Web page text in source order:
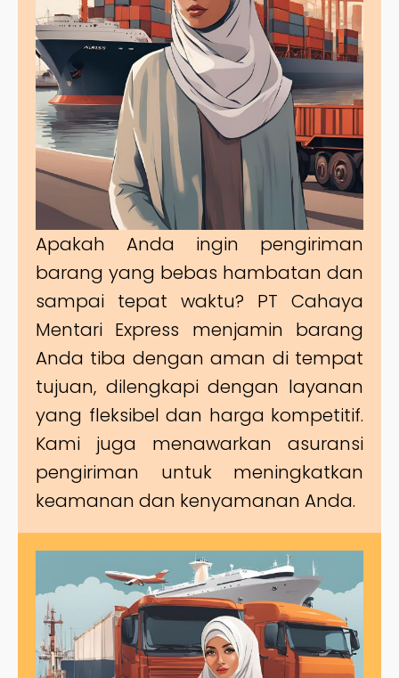
Apakah Anda ingin pengiriman
barang yang bebas hambatan dan
sampai tepat waktu? PT Cahaya
Mentari Express menjamin barang
Anda tiba dengan aman di tempat
tujuan, dilengkapi dengan layanan
yang fleksibel dan harga kompetitif.
Kami juga menawarkan asuransi
pengiriman untuk meningkatkan
keamanan dan kenyamanan Anda.